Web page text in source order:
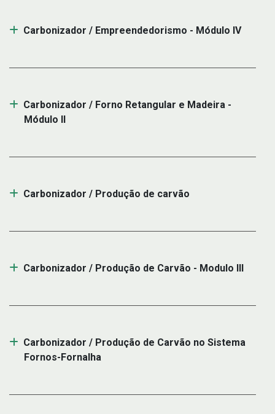
Carbonizador / Empreendedorismo - Módulo IV
Carbonizador / Forno Retangular e Madeira -
Módulo II
Carbonizador / Produção de carvão
Carbonizador / Produção de Carvão - Modulo III
Carbonizador / Produção de Carvão no Sistema
Fornos-Fornalha